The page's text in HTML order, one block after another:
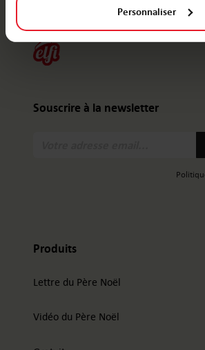
Personnaliser
Souscrire à la newsletter
Produits
Lettre du Père Noël
Vidéo du Père Noël